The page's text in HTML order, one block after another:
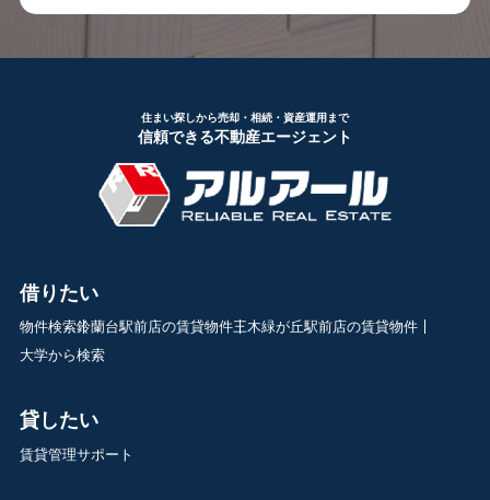
住まい探しから売却・相続・資産運用まで
信頼できる不動産エージェント
借りたい
物件検索鈴蘭台駅前店の賃貸物件三木緑が丘駅前店の賃貸物件
大学から検索
貸したい
賃貸管理サポート